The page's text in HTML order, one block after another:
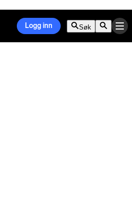
Logg inn Søk